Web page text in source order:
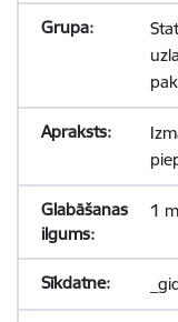
1